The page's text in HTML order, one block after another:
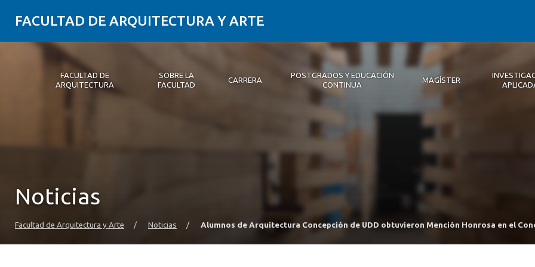
FACULTAD DE ARQUITECTURA Y ARTE
FACULTAD DE
ARQUITECTURA
SOBRE LA
FACULTAD
Autoridades
Infraestructura
CARRERA
Descripción
POSTGRADOS Y EDUCACIÓN
CONTINUA
Magíster
MAGÍSTER
Noticias 2026
Publicaciones
Noticias
Facultad de Arquitectura y Arte / Noticias / Alumnos de Arquitectura Concepción de UDD obtuvieron Mención Honrosa en el